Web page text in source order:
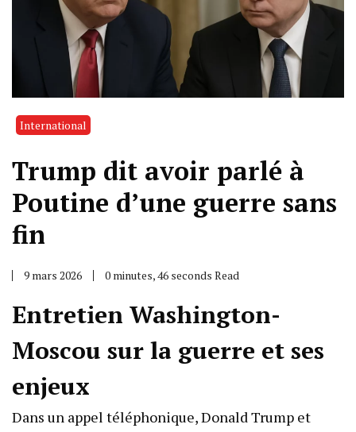
International
Trump dit avoir parlé à
Poutine d’une guerre sans
fin
9 mars 2026 0 minutes, 46 seconds Read
Entretien Washington-
Moscou sur la guerre et ses
enjeux
Dans un appel téléphonique, Donald Trump et